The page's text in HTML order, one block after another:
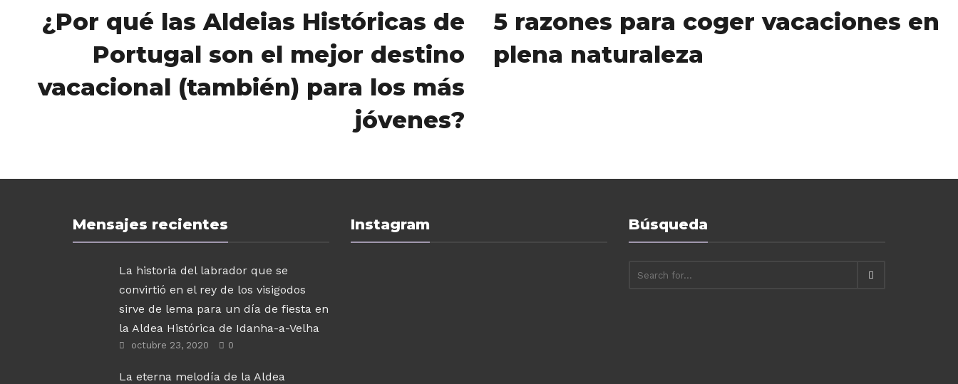
¿Por qué las Aldeias Históricas de
Portugal son el mejor destino
vacacional (también) para los más
jóvenes?
5 razones para coger vacaciones en
plena naturaleza
Mensajes recientes
La historia del labrador que se
convirtió en el rey de los visigodos
sirve de lema para un día de fiesta en
la Aldea Histórica de Idanha-a-Velha
octubre 23, 2020 0
La eterna melodía de la Aldea
Instagram Búsqueda